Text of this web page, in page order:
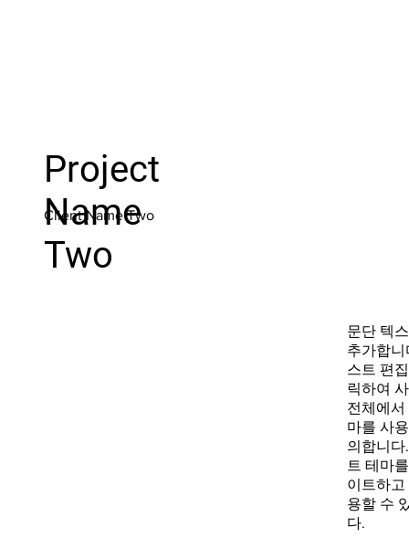
문단 텍
추가합니
스트 편
릭하여
전체에서
마를 사
의합니다
트 테마
이트하고
용할 수
다.
Client Name Two
Project
Name
Two